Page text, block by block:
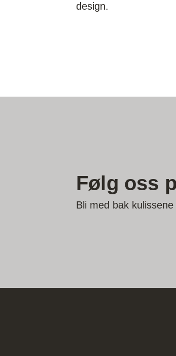
design.
Følg oss
Bli med bak